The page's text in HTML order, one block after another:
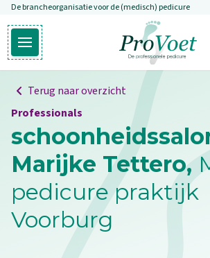
Overslaan en naar de inhoud gaan
De brancheorganisatie voor de (medisch) pedicure
Open hoofdmenu
Ga naar de
Terug naar overzicht
Professionals
Marijke Tettero,
pedicure praktijk
Voorburg